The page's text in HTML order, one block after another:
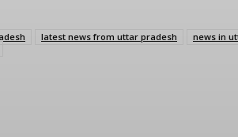
latest news from uttar pradesh news in